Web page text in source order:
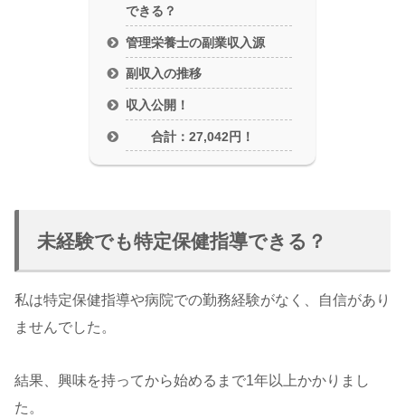
できる？
管理栄養士の副業収入源
副収入の推移
収入公開！
合計：27,042円！
未経験でも特定保健指導できる？
私は特定保健指導や病院での勤務経験がなく、自信があり
ませんでした。
結果、興味を持ってから始めるまで1年以上かかりまし
た。